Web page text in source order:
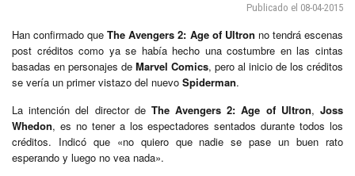
Publicado el 08-04-2015
Han confirmado queThe Avengers 2: Age of Ultron no tendrá escenas
post créditos como ya se había hecho una costumbre en las cintas
basadas en personajes de Marvel Comics, pero al inicio de los créditos
se vería un primer vistazo del nuevo Spiderman.
La intención del director de The Avengers 2: Age of Ultron,Joss
Whedon, es no tener a los espectadores sentados durante todos los
créditos. Indicó que «no quiero que nadie se pase un buen rato
esperando y luego no vea nada».